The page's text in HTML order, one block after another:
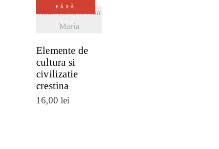
FĂRĂ
STOC
Radu Daniela Ana
Maria
DETALII
Elemente de
cultura si
civilizatie
crestina
16,00 lei